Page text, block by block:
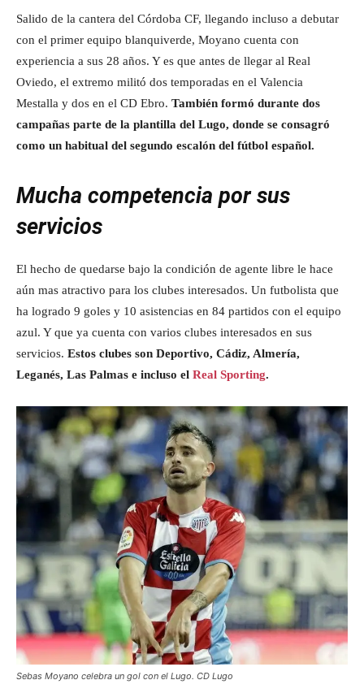
Salido de la cantera del Córdoba CF, llegando incluso a debutar
con el primer equipo blanquiverde, Moyano cuenta con
experiencia a sus 28 años. Y es que antes de llegar al Real
Oviedo, el extremo militó dos temporadas en el Valencia
Mestalla y dos en el CD Ebro. También formó durante dos
campañas parte de la plantilla del Lugo, donde se consagró
como un habitual del segundo escalón del fútbol español.
Mucha competencia por sus
servicios
El hecho de quedarse bajo la condición de agente libre le hace
aún mas atractivo para los clubes interesados. Un futbolista que
ha logrado 9 goles y 10 asistencias en 84 partidos con el equipo
azul. Y que ya cuenta con varios clubes interesados en sus
servicios. Estos clubes son Deportivo, Cádiz, Almería,
Leganés, Las Palmas e incluso el Real Sporting.
Sebas Moyano celebra un gol con el Lugo. CD Lugo